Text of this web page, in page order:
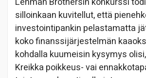
silloinkaan kuvitellut, että
investointipankin pelastamatta
koko finanssijärjestelmän
kohdalla kuumeisin kysymys
Kreikka poikkeus- vai